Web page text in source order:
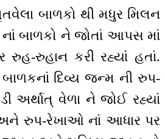
બાળકો થી મધુર મિલન
નાં બાળકો ને જોતાં આપસ માં
રુહ-રુહાન કરી રહ્યાં હતાં.
દિવ્ય જન્મ ની રુપ-
અર્થાત્ વેળા ને જોઈ રહ્યાં
અને રુપ-રેખાઓ નાં આધાર પર